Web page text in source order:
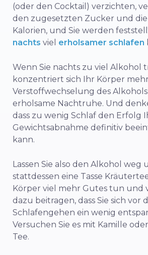
(oder den Cocktail) verzichten,
den zugesetzten Zucker und
Kalorien, und Sie werden
nachts viel erholsamer schlafen
Wenn Sie nachts zu viel Alkohol
konzentriert sich Ihr Körper
Verstoffwechselung des
erholsame Nachtruhe. Und
dass zu wenig Schlaf den Erfolg
Gewichtsabnahme definitiv
kann.
Lassen Sie also den Alkohol weg
stattdessen eine Tasse
Körper viel mehr Gutes tun und
dazu beitragen, dass Sie sich vor
Schlafengehen ein wenig
Versuchen Sie es mit Kamille
Tee.